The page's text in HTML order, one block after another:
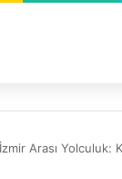
Arası